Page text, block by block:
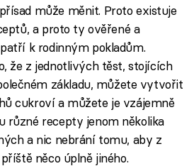
může měnit. Proto existuje
a proto ty ověřené a
k rodinným pokladům.
že z jednotlivých těst, stojících
základu, můžete vytvořit
cukroví a můžete je vzájemně
různé recepty jenom několika
a nic nebrání tomu, aby z
něco úplně jiného.